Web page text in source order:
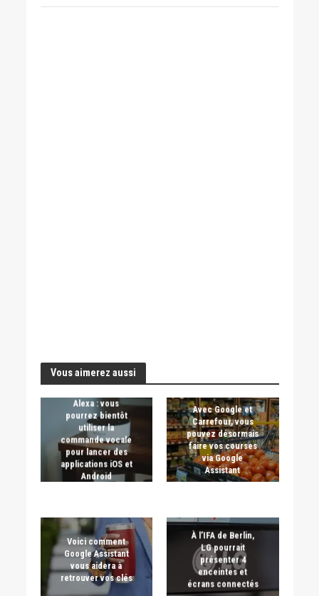
Vous aimerez aussi
Alexa : vous
pourrez bientôt
utiliser la
commande vocale
pour lancer des
applications iOS et
Android
Avec Google et
Carrefour, vous
pouvez désormais
faire vos courses
via Google
Assistant
Voici comment
Google Assistant
vous aidera à
retrouver vos clés
À l’IFA de Berlin,
LG pourrait
présenter 4
enceintes et
écrans connectés